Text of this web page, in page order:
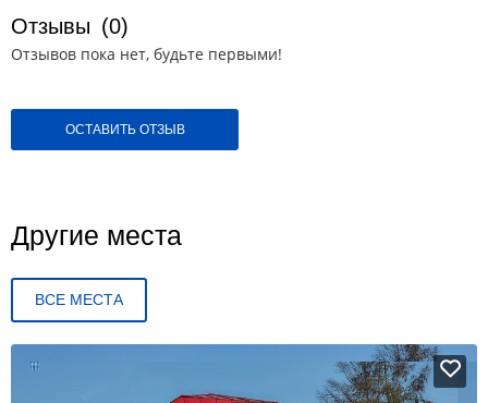
Отзывы (0)
Отзывов пока нет, будьте первыми!
ОСТАВИТЬ ОТЗЫВ
Другие места
ВСЕ МЕСТА